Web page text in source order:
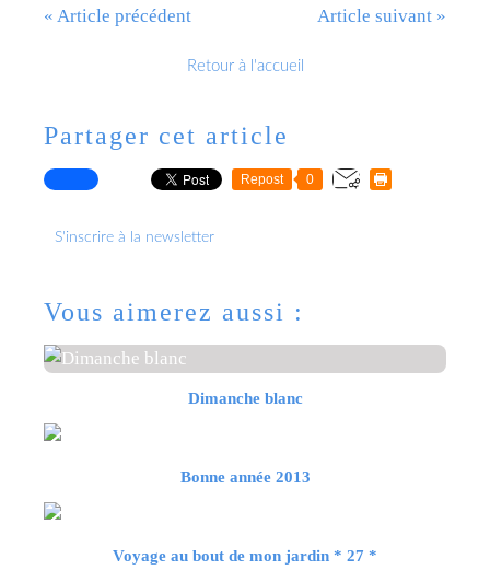
« Article précédent Article suivant »
Retour à l'accueil
Partager cet article
Repost 0
S'inscrire à la newsletter
Vous aimerez aussi :
Dimanche blanc
Bonne année 2013
Voyage au bout de mon jardin * 27 *